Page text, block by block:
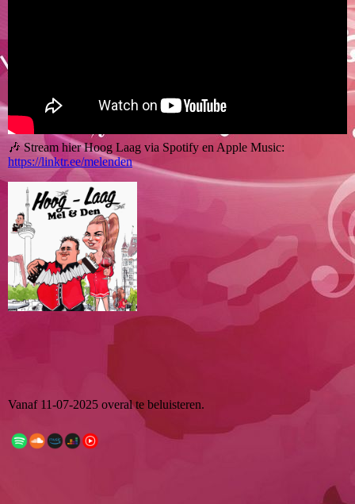
🎶 Stream hier Hoog Laag via Spotify en Apple Music:
https://linktr.ee/melenden
Vanaf 11-07-2025 overal te beluisteren.